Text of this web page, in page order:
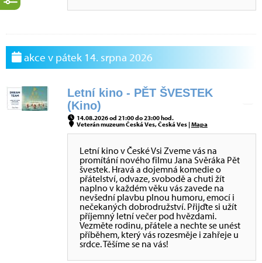
akce v pátek 14. srpna 2026
Letní kino - PĚT ŠVESTEK
(Kino)
14.08.2026 od 21:00 do 23:00 hod.
Veterán muzeum Česká Ves, Česká Ves |Mapa
Letní kino v České Vsi Zveme vás na
promítání nového filmu Jana Svěráka Pět
švestek. Hravá a dojemná komedie o
přátelství, odvaze, svobodě a chuti žít
naplno v každém věku vás zavede na
nevšední plavbu plnou humoru, emocí i
nečekaných dobrodružství. Přijďte si užít
příjemný letní večer pod hvězdami.
Vezměte rodinu, přátele a nechte se unést
příběhem, který vás rozesměje i zahřeje u
srdce. Těšíme se na vás!